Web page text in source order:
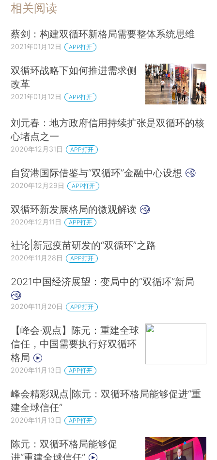
相关阅读
蔡剑：构建双循环新格局需要整体系统思维
2021年01月12日 APP打开
双循环战略下如何推进需求侧
改革
2021年01月12日 APP打开
刘元春：地方政府信用持续扩张是双循环的核
心堵点之一
2020年12月31日 APP打开
自贸港国际借鉴与“双循环”金融中心设想
2020年12月29日 APP打开
双循环新发展格局的微观解读
2020年12月11日 APP打开
社论|新冠疫苗研发的“双循环”之路
2020年11月28日 APP打开
2021中国经济展望：变局中的“双循环”新局
2020年11月20日 APP打开
【峰会·观点】陈元：重建全球
信任，中国需要执行好双循环
格局
2020年11月13日 APP打开
峰会精彩观点|陈元：双循环格局能够促进“重
建全球信任”
2020年11月13日 APP打开
陈元：双循环格局能够促
进“重建全球信任”